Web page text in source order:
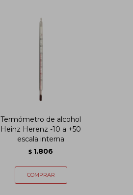
Termómetro de alcohol
Heinz Herenz -10 a +50
escala interna
$ 1.806